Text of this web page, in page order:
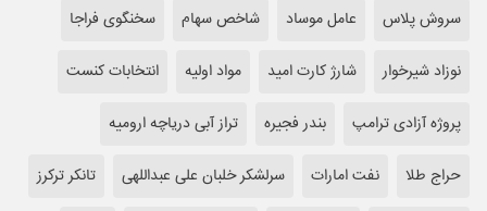
سروش پلاس
عامل موساد شاخص سهام
سخنگوی فراجا
نوزاد شیرخوار
شارژ کارت امید مواد اولیه
انتخابات کنست
پروژه آزادی ترامپ
بندر فجیره
تراز آبی دریاچه ارومیه
حراج طلا
نفت امارات سرلشکر خلبان علی عبداللهی
تانکر ترکرز